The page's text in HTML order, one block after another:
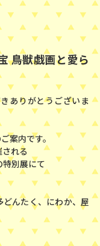
鳥獣戯画と愛ら
ありがとうございま
内です。
れる
別展にて
んたく、にわか、屋